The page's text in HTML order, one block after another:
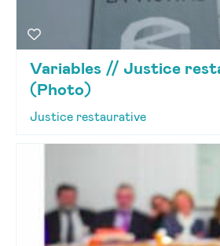
Variables // Justice
(Photo)
Justice restaurative